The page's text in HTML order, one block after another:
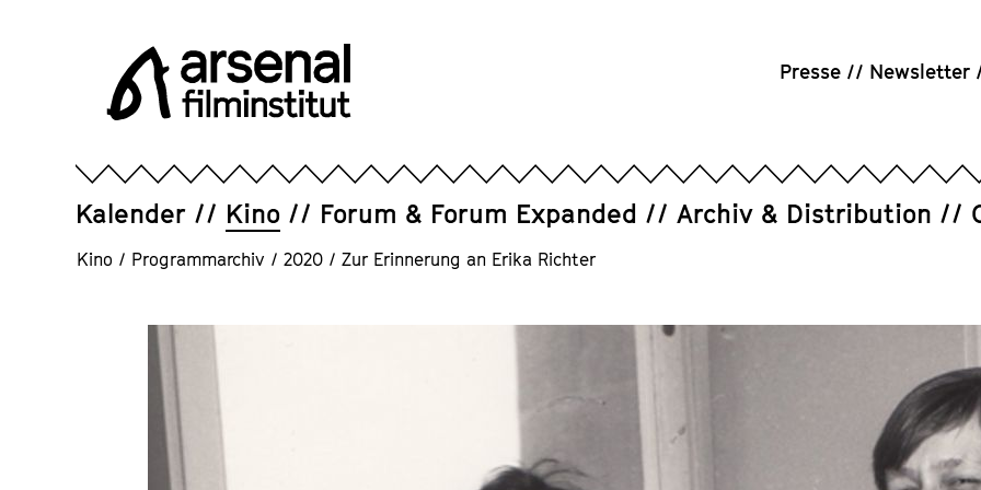
Filminstitut
Presse Newsletter
Kalender Kino Forum & Forum Expanded Archiv & Distribution
Kino / Programmarchiv / 2020 / Zur Erinnerung an Erika Richter